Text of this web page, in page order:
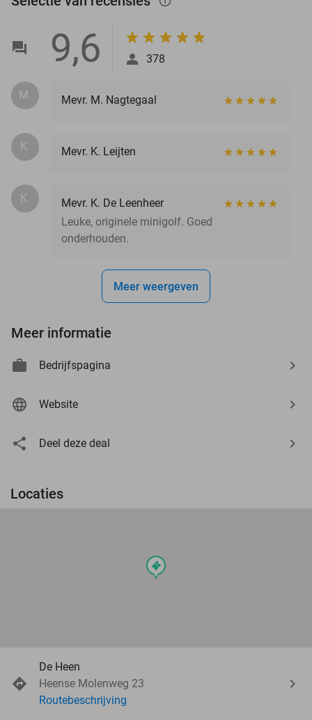
9,6 378
M. Mevr. M. Nagtegaal
K. Mevr. K. Leijten
K.
Mevr. K. De Leenheer
Leuke, originele minigolf. Goed
onderhouden.
Meer weergeven
Meer informatie
Bedrijfspagina
Website
Deel deze deal
Locaties
events
De Heen
Heense Molenweg 23
Routebeschrijving